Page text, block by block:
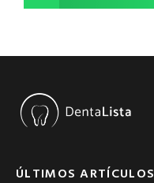
ÚLTIMOS ARTÍCULOS